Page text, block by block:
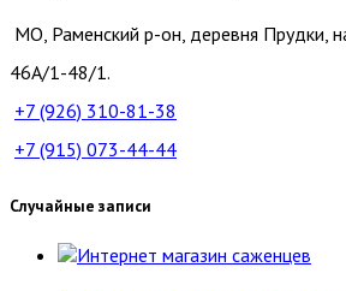
МО, Раменский р-он, деревня Прудки,
46А/1-48/1.
+7 (926) 310-81-38
+7 (915) 073-44-44
Случайные записи